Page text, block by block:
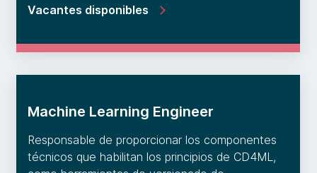
Vacantes disponibles
Machine Learning Engineer
Responsable de proporcionar los componentes
técnicos que habilitan los principios de CD4ML,